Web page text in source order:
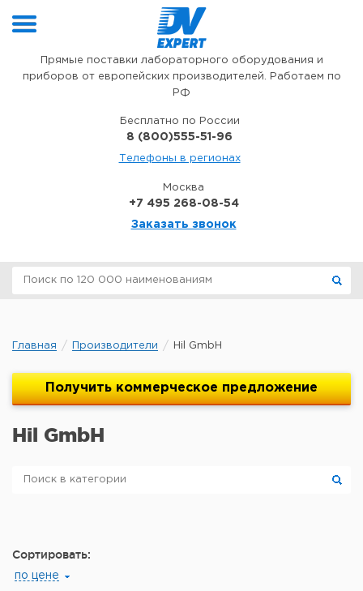
Прямые поставки лабораторного оборудования и
приборов от европейских производителей. Работаем по
РФ
Бесплатно по России
8 (800)555-51-96
Телефоны в регионах
Москва
+7 495 268-08-54
Заказать звонок
Главная Производители Hil GmbH
Получить коммерческое предложение
Hil GmbH
Сортировать:
по цене